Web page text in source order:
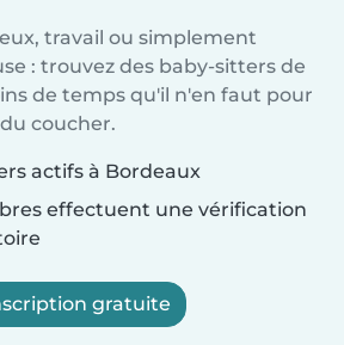
travail ou simplement
: trouvez des baby-sitters de
de temps qu'il n'en faut pour
coucher.
actifs à Bordeaux
effectuent une vérification
gratuite